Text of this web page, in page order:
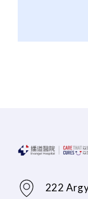
222